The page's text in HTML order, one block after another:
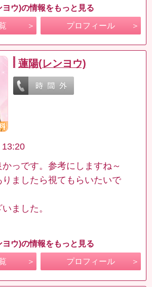
ヨウ)の情報をもっと見る
プロフィール
蓮陽(レンヨウ)
13:20
っです。参考にしますね～
りましたら視てもらいたいで
ました。
ヨウ)の情報をもっと見る
プロフィール